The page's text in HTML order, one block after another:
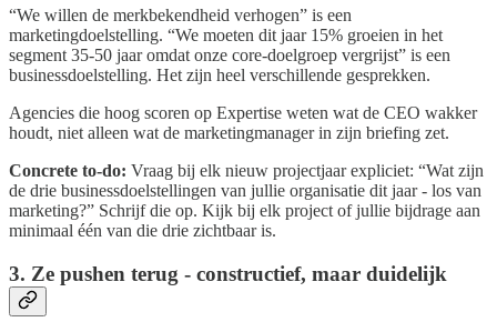
“We willen de merkbekendheid verhogen” is een
marketingdoelstelling. “We moeten dit jaar 15% groeien in het
segment 35-50 jaar omdat onze core-doelgroep vergrijst” is een
businessdoelstelling. Het zijn heel verschillende gesprekken.
Agencies die hoog scoren op Expertise weten wat de CEO wakker
houdt, niet alleen wat de marketingmanager in zijn briefing zet.
Concrete to-do: Vraag bij elk nieuw projectjaar expliciet: “Wat zijn
de drie businessdoelstellingen van jullie organisatie dit jaar - los van
marketing?” Schrijf die op. Kijk bij elk project of jullie bijdrage aan
minimaal één van die drie zichtbaar is.
3. Ze pushen terug - constructief, maar duidelijk